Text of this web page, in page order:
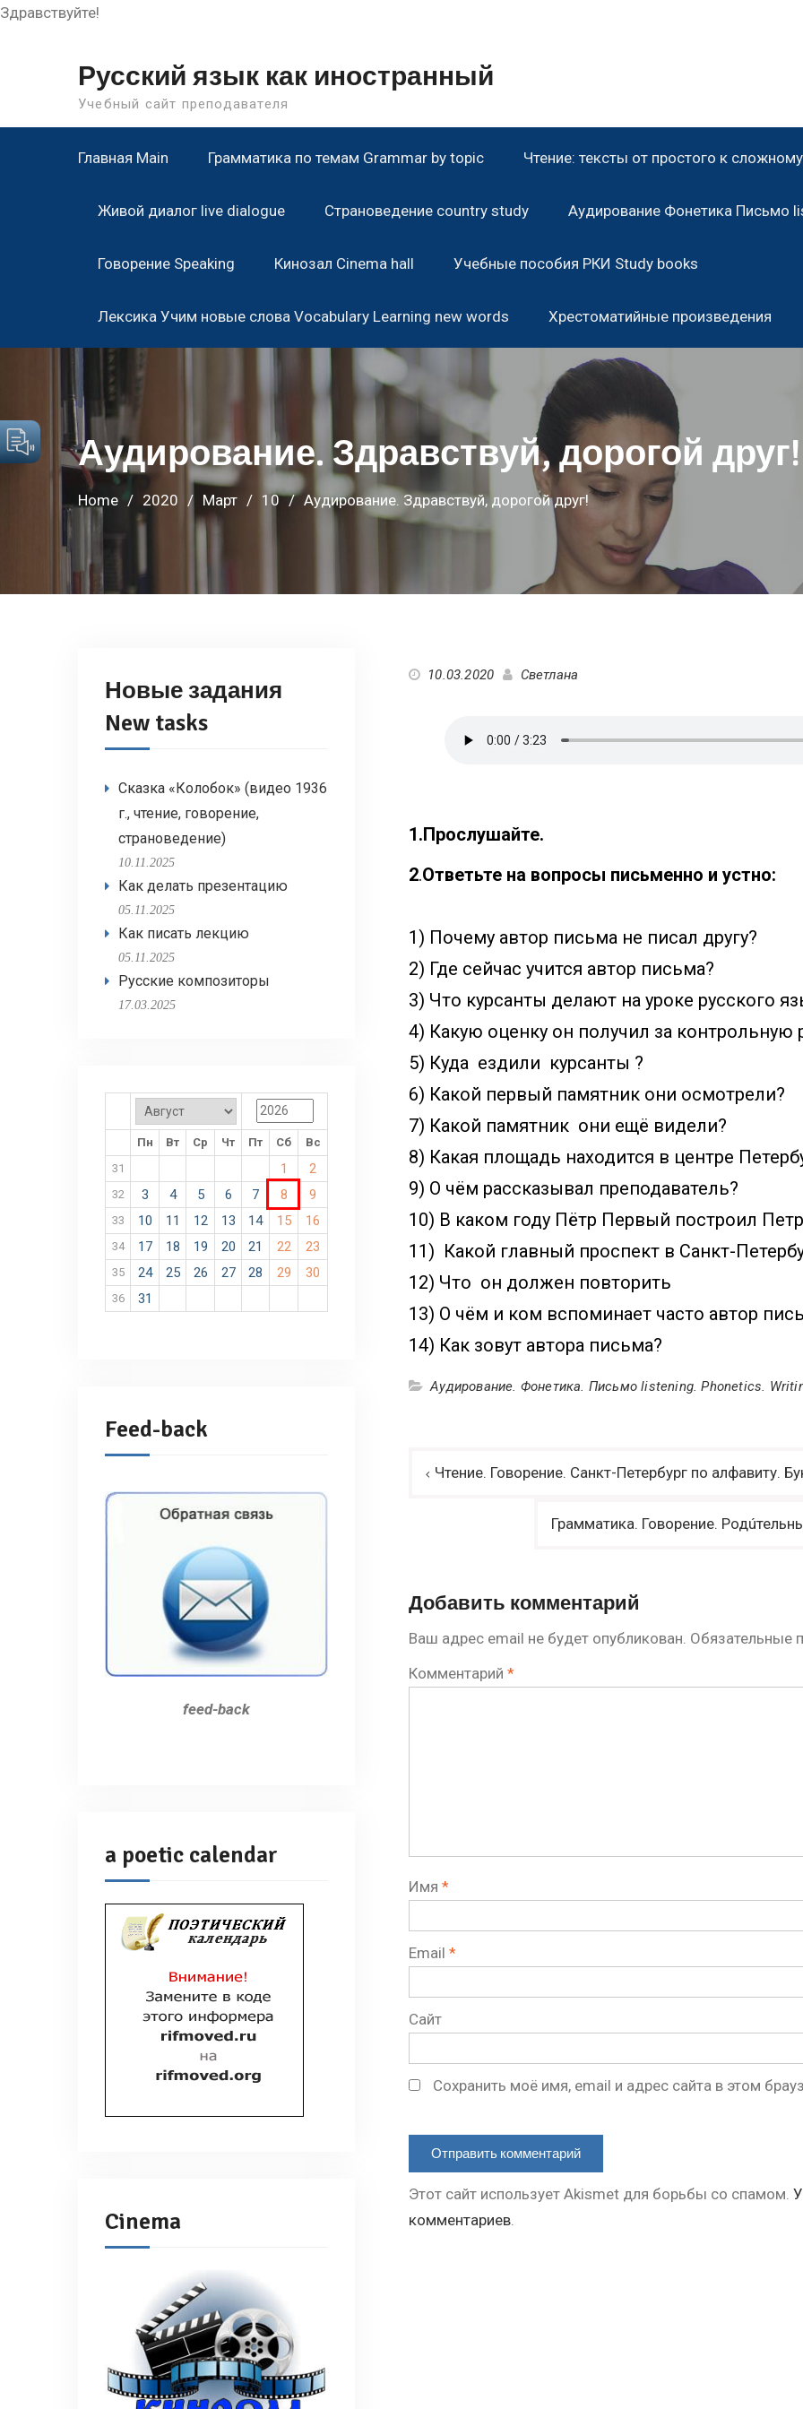
Здравствуйте!
Русский язык как иностранный
Учебный сайт преподавателя
Главная Main Грамматика по темам Grammar by topic Чтение: тексты от простого к
Живой диалог live dialogue Страноведение country study Аудирование Фонетика Письмо
Говорение Speaking Кинозал Cinema hall Учебные пособия РКИ Study books
Лексика Учим новые слова Vocabulary Learning new words Хрестоматийные произведения
Аудирование. Здравствуй, дорогой друг!
Home 2020 Март 10 Аудирование. Здравствуй, дорогой друг!
10.03.2020 Светлана
1.Прослушайте.
2.Ответьте на вопросы письменно и устно:
1) Почему автор письма не писал другу?
2) Где сейчас учится автор письма?
3) Что курсанты делают на уроке русского
4) Какую оценку он получил за контрольную
5) Куда ездили курсанты ?
6) Какой первый памятник они осмотрели?
7) Какой памятник они ещё видели?
8) Какая площадь находится в центре
9) О чём рассказывал преподаватель?
10) В каком году Пётр Первый построил
11) Какой главный проспект в Санкт-
12) Что он должен повторить
13) О чём и ком вспоминает часто автор
14) Как зовут автора письма?
Аудирование. Фонетика. Письмо listening. Phonetics.
Навигация
Чтение. Говорение. Санкт-Петербург по алфавиту.
Грамматика. Говорение.
Добавить комментарий
Ваш адрес email не будет опубликован. Обязательные
Комментарий *
Имя *
Email *
Сайт
Сохранить моё имя, email и адрес сайта в этом
Этот сайт использует Akismet для борьбы со спамом.
комментариев.
Новые задания
New tasks
Сказка «Колобок» (видео 1936
г., чтение, говорение,
страноведение)
10.11.2025
Как делать презентацию
05.11.2025
Как писать лекцию
05.11.2025
Русские композиторы
17.03.2025
Пн Вт Ср Чт Пт Сб
Вс
31
1 2
32 3 4 5 6 7 8 9
33 10 11 12 13 14 15 16
34 17 18 19 20 21 22 23
35 24 25 26 27 28 29 30
36 31
Feed-back
feed-back
a poetic calendar
Cinema